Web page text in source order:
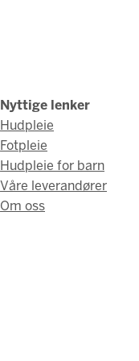
Nyttige lenker
Hudpleie
Fotpleie
Hudpleie for barn
Våre leverandører
Om oss